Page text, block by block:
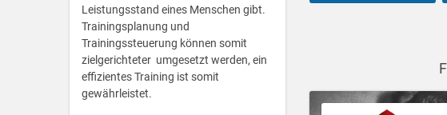
Leistungsstand eines Menschen gibt.
Trainingsplanung und
Trainingssteuerung können somit
zielgerichteter umgesetzt werden, ein
effizientes Training ist somit
gewährleistet.